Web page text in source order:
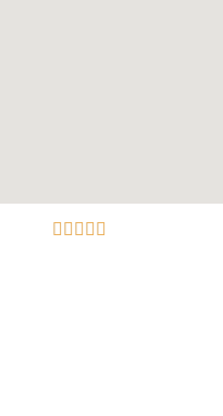
    